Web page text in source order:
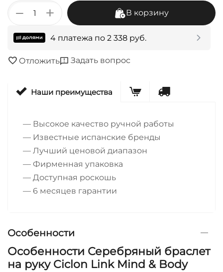
+
− В корзину
4 платежа по 2 338 руб.
Отложить Задать вопрос
Наши преимущества
— Высокое качество ручной работы
— Известные испанские бренды
— Лучший ценовой диапазон
— Фирменная упаковка
— Доступная роскошь
— 6 месяцев гарантии
Особенности
Особенности Серебряный браслет
на руку Ciclon Link Mind & Body